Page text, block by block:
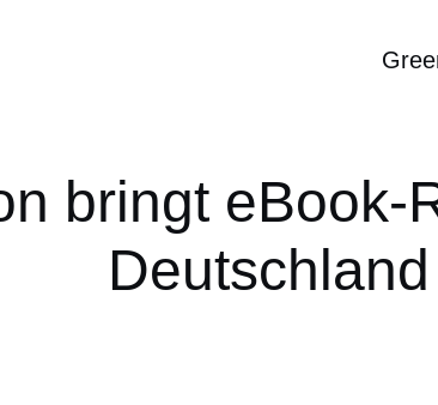
bringt eBook-
Deutschland